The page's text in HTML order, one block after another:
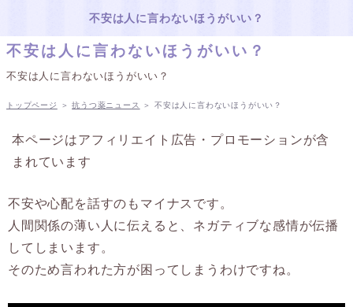
不安は人に言わないほうがいい？
不安は人に言わないほうがいい？
不安は人に言わないほうがいい？
トップページ ＞抗うつ薬ニュース ＞不安は人に言わないほうがいい？
本ページはアフィリエイト広告・プロモーションが含
まれています
不安や心配を話すのもマイナスです。
人間関係の薄い人に伝えると、ネガティブな感情が伝播
してしまいます。
そのため言われた方が困ってしまうわけですね。